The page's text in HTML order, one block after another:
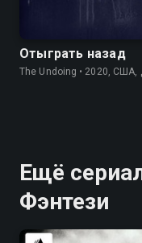
Отыграть назад
The Undoing • 2020, США,
Ещё
Фэнтези